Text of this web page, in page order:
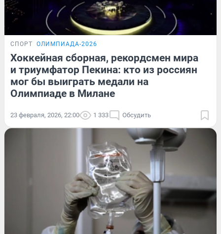
СПОРТ ОЛИМПИАДА-2026
Хоккейная сборная, рекордсмен мира
и триумфатор Пекина: кто из россиян
мог бы выиграть медали на
Олимпиаде в Милане
23 февраля, 2026, 22:00 1 333 Обсудить